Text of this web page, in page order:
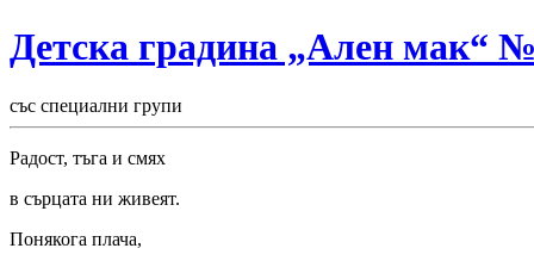
Детска градина „Ален мак“
със специални групи
Радост, тъга и смях
в сърцата ни живеят.
Понякога плача,